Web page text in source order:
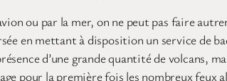
ou par la mer, on ne peut pas faire
en mettant à disposition un service de
d’une grande quantité de volcans,
pour la première fois les nombreux feux